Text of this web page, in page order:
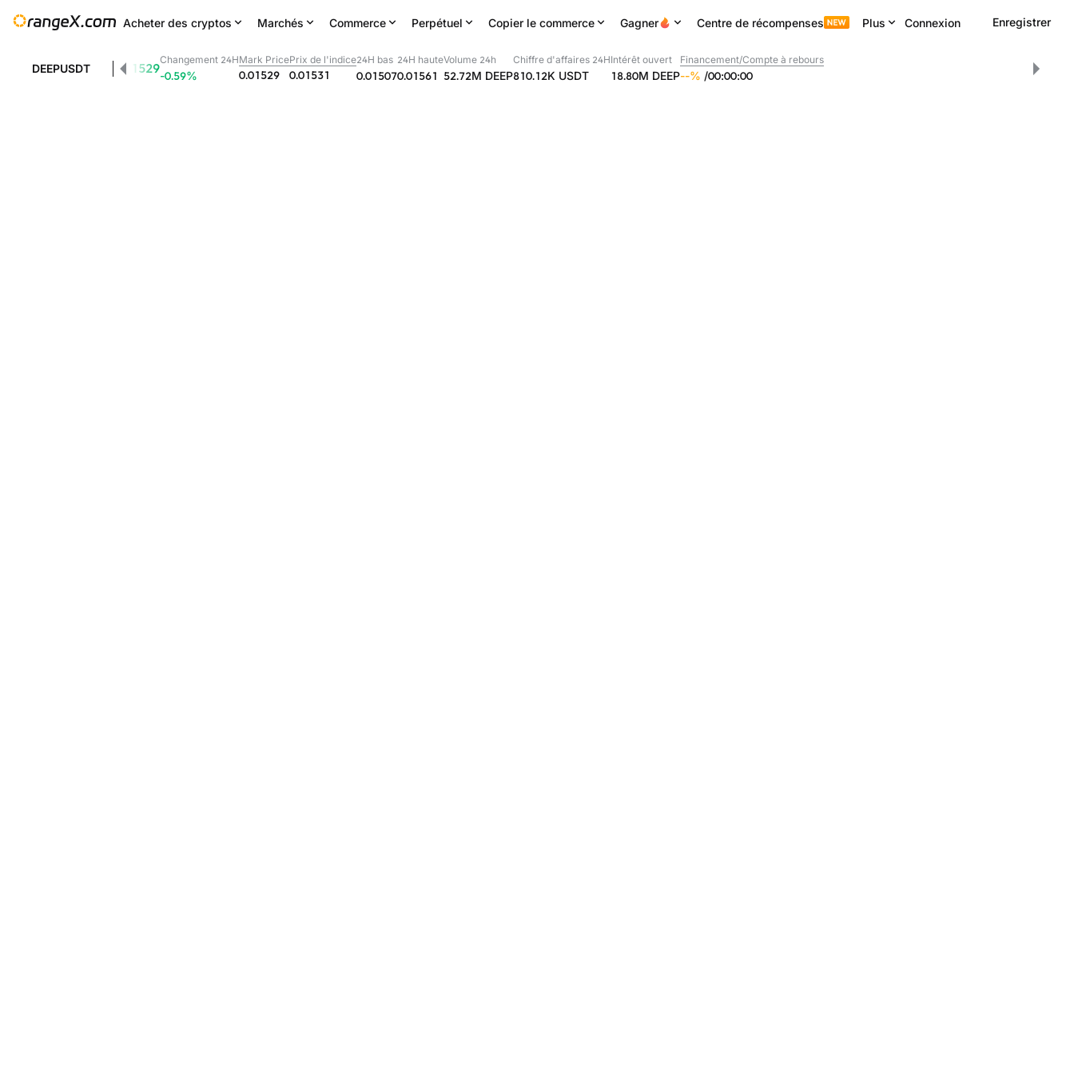
Acheter des cryptos Marchés Commerce Perpétuel Copier le commerce Gagner Centre de récompenses Plus Connexion Enregistrer
DEEPUSDT 0.01529
Changement 24H
-0.59%
Mark Price
0.01529
Prix de l'indice
0.01531
24H bas
0.01507
24H haute
0.01561
Volume 24h
52.72M DEEP
Chiffre d'affaires 24H
810.12K USDT
Intérêt ouvert
18.80M DEEP
Financement/Compte à rebours
--% /00:00:00